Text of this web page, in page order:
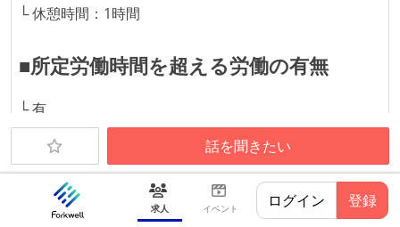
求人 イベント ログイン 登録
└ 休憩時間：1時間
■所定労働時間を超える労働の有無
└ 有
（管理監督者の場合は、時間外労働・休日労働は労働者
の裁量に委ねる）
■感動体験制度
話を聞きたい